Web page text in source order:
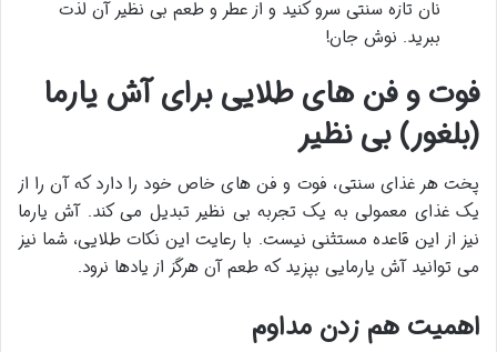
نان تازه سنتی سرو کنید و از عطر و طعم بی نظیر آن لذت
ببرید. نوش جان!
فوت و فن های طلایی برای آش یارما
(بلغور) بی نظیر
پخت هر غذای سنتی، فوت و فن های خاص خود را دارد که آن را از
یک غذای معمولی به یک تجربه بی نظیر تبدیل می کند. آش یارما
نیز از این قاعده مستثنی نیست. با رعایت این نکات طلایی، شما نیز
می توانید آش یارمایی بپزید که طعم آن هرگز از یادها نرود.
اهمیت هم زدن مداوم